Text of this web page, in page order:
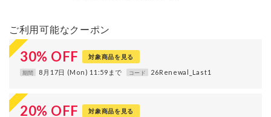
ご利用可能なクーポン
30% OFF 対象商品を見る
期間 8月17日 (Mon) 11:59まで コード 26Renewal_Last1
20% OFF 対象商品を見る